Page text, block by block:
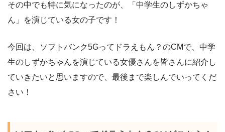
その中でも特に気になったのが、「中学生のしずかちゃ
ん」を演じている女の子です！
今回は、ソフトバンク5Gってドラえもん？のCMで、中学
生のしずかちゃんを演じている女優さんを皆さんに紹介し
ていきたいと思いますので、最後まで楽しんでいってくだ
さい！